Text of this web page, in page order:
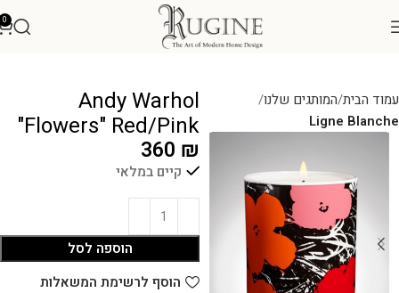
0
עמוד הבית המותגים שלנו
Ligne Blanche
Andy Warhol
"Flowers" Red/Pink
360 ₪
קיים במלאי
הוספה לסל
הוסף לרשימת המשאלות